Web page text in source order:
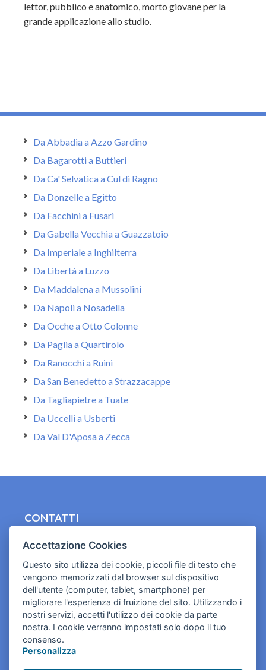
lettor, pubblico e anatomico, morto giovane per la
grande applicazione allo studio.
Da Abbadia a Azzo Gardino
Da Bagarotti a Buttieri
Da Ca' Selvatica a Cul di Ragno
Da Donzelle a Egitto
Da Facchini a Fusari
Da Gabella Vecchia a Guazzatoio
Da Imperiale a Inghilterra
Da Libertà a Luzzo
Da Maddalena a Mussolini
Da Napoli a Nosadella
Da Ocche a Otto Colonne
Da Paglia a Quartirolo
Da Ranocchi a Ruini
Da San Benedetto a Strazzacappe
Da Tagliapietre a Tuate
Da Uccelli a Usberti
Da Val D'Aposa a Zecca
CONTATTI
Cookies e informativa privacy
Accettazione Cookies
Questo sito utilizza dei cookie, piccoli file di testo che
vengono memorizzati dal browser sul dispositivo
dell'utente (computer, tablet, smartphone) per
migliorare l'esperienza di fruizione del sito. Utilizzando i
nostri servizi, accetti l'utilizzo dei cookie da parte
nostra. I cookie verranno impostati solo dopo il tuo
consenso.
Personalizza